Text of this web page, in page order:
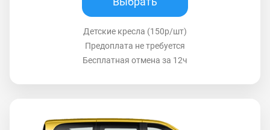
Детские кресла (150р/шт)
Предоплата не требуется
Бесплатная отмена за 12ч